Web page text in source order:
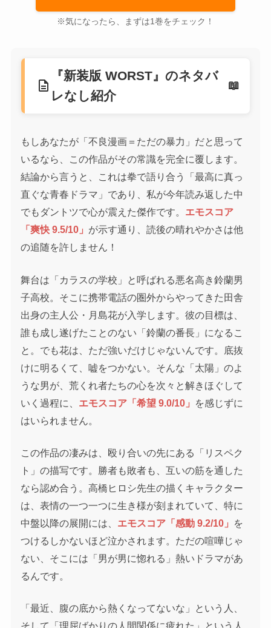
※気になったら、まずは1巻をチェック！
description
『新装版 WORST』のネタバ
レなし紹介
もしあなたが「不良漫画＝ただの暴力」だと思って
いるなら、この作品がその常識を完全に覆します。
結論から言うと、これは拳で語り合う「最高に真っ
直ぐな青春ドラマ」であり、私が今年読み返した中
でもダントツで心が震えた傑作です。 エモスコア
「爽快 9.5/10」 が示す通り、読後の晴れやかさは他
の追随を許しません！
舞台は「カラスの学校」と呼ばれる悪名高き鈴蘭男
子高校。そこに携帯電話の圏外からやってきた田舎
出身の主人公・月島花が入学します。彼の目標は、
誰も成し遂げたことのない「鈴蘭の番長」になるこ
と。でも花は、ただ強いだけじゃないんです。底抜
けに明るくて、嘘をつかない。そんな「太陽」のよ
うな男が、荒くれ者たちの心を次々と解きほぐして
いく過程に、
エモスコア「希望 9.0/10」
を感じずに
はいられません。
この作品の凄みは、殴り合いの先にある「リスペク
ト」の描写です。勝者も敗者も、互いの筋を通した
なら認め合う。高橋ヒロシ先生の描くキャラクター
は、表情の一つ一つに生き様が刻まれていて、特に
中盤以降の展開には、 エモスコア「感動 9.2/10」
を
つけるしかないほど泣かされます。ただの喧嘩じゃ
ない、そこには「男が男に惚れる」熱いドラマがあ
るんです。
「最近、腹の底から熱くなってないな」という人、
そして「理屈ばかりの人間関係に疲れた」という人